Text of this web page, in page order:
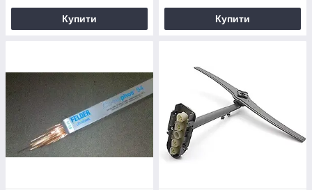
Купити Купити